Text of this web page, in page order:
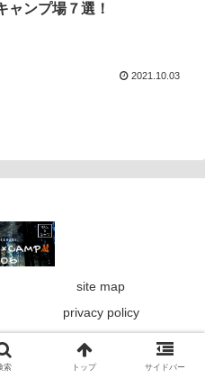
ャンプ場７選！
2021.10.03
site map
privacy policy
Garage.
索 トップ サイドバー